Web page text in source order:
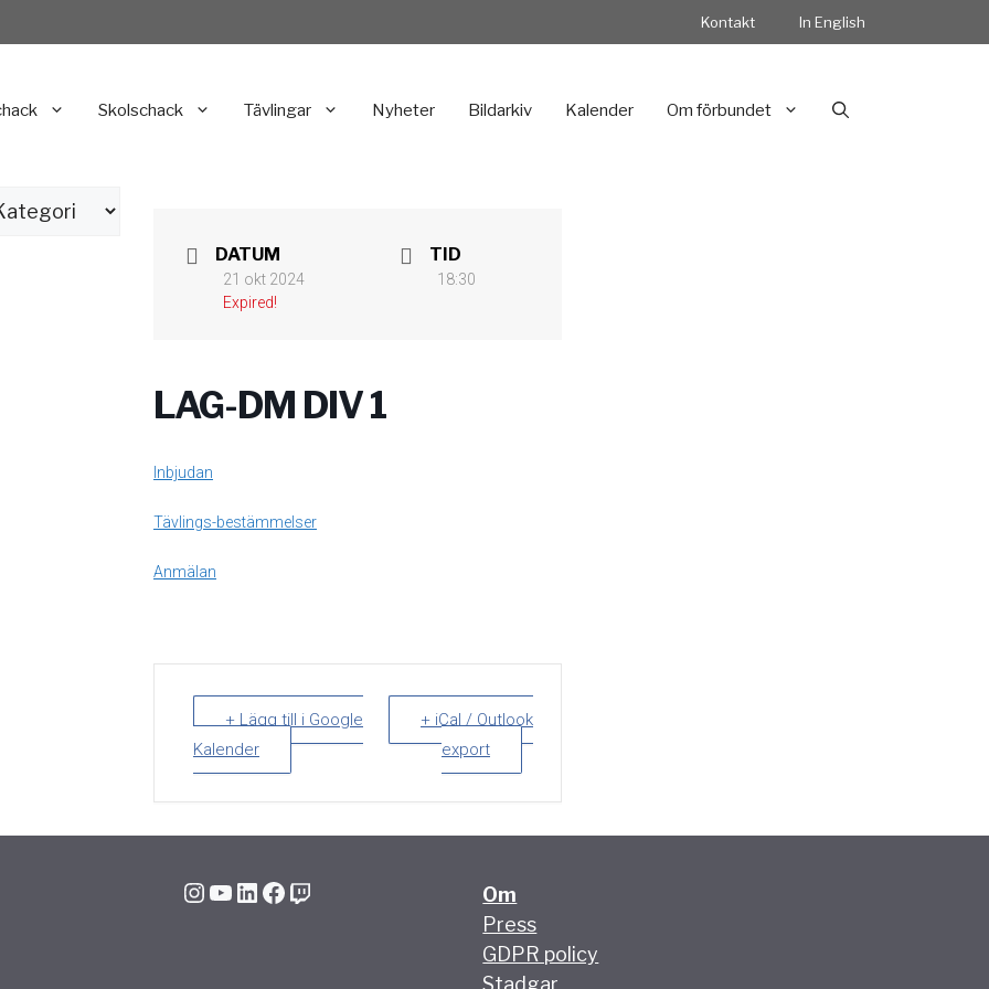
Kontakt In English
Skolschack Tävlingar Nyheter Bildarkiv Kalender Om förbundet
DATUM
21 okt 2024
Expired!
TID
18:30
LAG-DM DIV 1
Inbjudan
Tävlings-bestämmelser
Anmälan
+ Lägg till i Google
Kalender
+ iCal / Outlook
export
InstagramYouTube LinkedIn Facebook Twitch
Om
Press
GDPR policy